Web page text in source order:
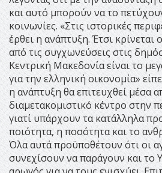
και αυτό μπορούν να το
κοινωνίες. «Στις ιστορικές
έρθει η ανάπτυξη. Έτσι κρίνεται
από τις συγχωνεύσεις στις
Κεντρική Μακεδονία είναι το
για την ελληνική οικονομία»
η ανάπτυξη θα επιτευχθεί μέσα
διαμετακομιστικό κέντρο στην
γιατί υπάρχουν τα κατάλληλα
ποιότητα, η ποσότητα και το
Όλα αυτά προϋποθέτουν ότι οι
συνεχίσουν να παράγουν και το